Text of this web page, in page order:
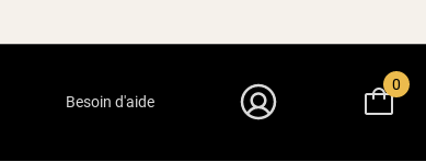
Besoin d'aide
0